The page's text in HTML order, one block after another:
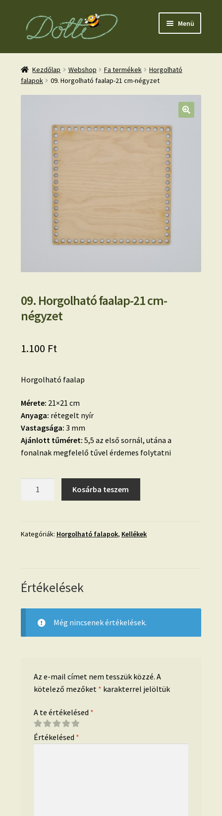
Ugrás
Kilépés
Menü
Kezdőlap Webshop Fa termékek
Horgolható
falapok
09. Horgolható faalap-21 cm-négyzet
09. Horgolható faalap-21 cm-
négyzet
1.100 Ft
Horgolható faalap
Mérete: 21×21 cm
Anyaga: rétegelt nyír
Vastagsága: 3 mm
Ajánlott tűméret: 5,5 az első sornál, utána a
fonalnak megfelelő tűvel érdemes folytatni
cm-
Kosárba teszem
Kategóriák: Horgolható falapok, Kellékek
Értékelések
Még nincsenek értékelések.
Az e-mail címet nem tesszük közzé. A
kötelező mezőket * karakterrel jelöltük
A te értékelésed *
Értékelésed *